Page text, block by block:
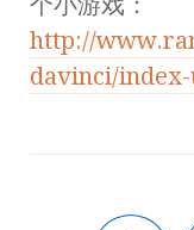
http://
davinci/